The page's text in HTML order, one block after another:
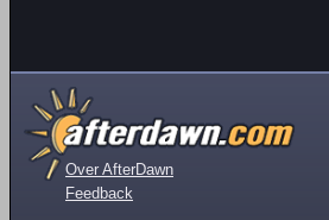
Over AfterDawn
Feedback